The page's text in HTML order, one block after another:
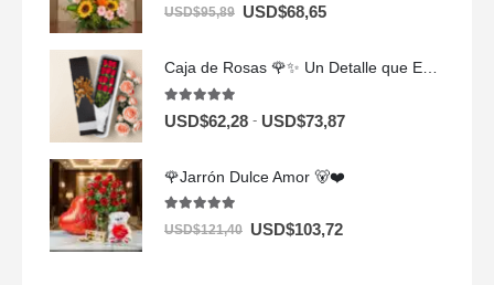
USD$95,89 USD$68,65
Caja de Rosas 🌹✨ Un Detalle que Enamora
5.00out of 5
USD$62,28 - USD$73,87
🌹Jarrón Dulce Amor 🐻❤️
out of 5
USD$121,40 USD$103,72